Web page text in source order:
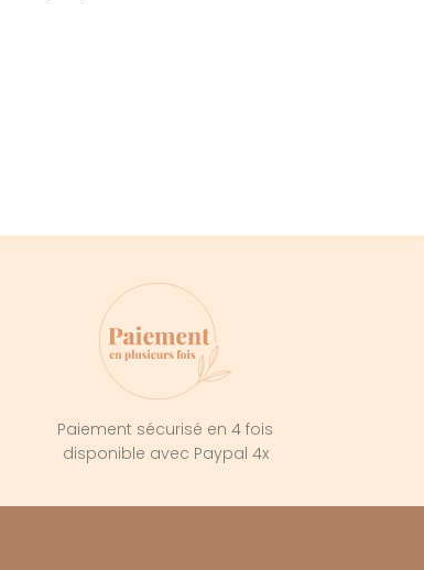
Paiement sécurisé en 4 fois
disponible avec Paypal 4x